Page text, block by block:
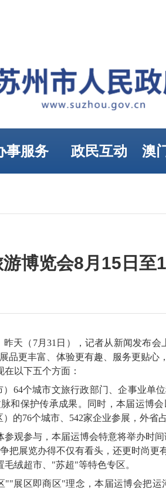
事服务 政民互动 澳
博览会8月15日至
天（7月31日），记者从新闻发布
品更丰富、体验更有趣、服务更贴
以下五个方面：
64个城市文旅行政部门、企事业单
和保护传承成果。同时，本届运博
的76个城市、542家企业参展，外省占
观参与，本届运博会特意将举办时
展览办得不仅有看头，还更时尚
绒超市、"苏超"等特色专区。
展区即商区"理念，本届运博会把